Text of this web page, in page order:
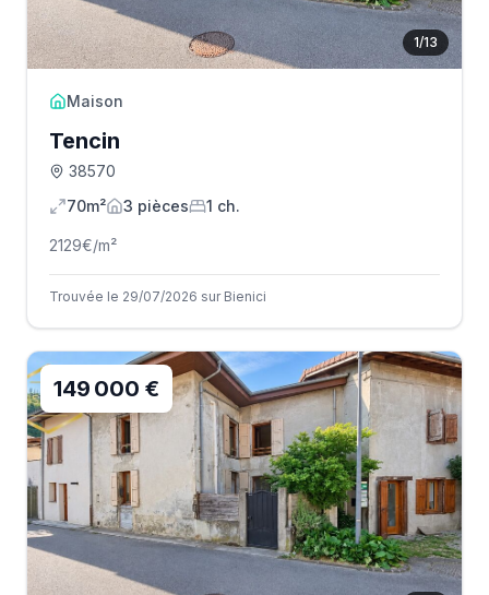
1/13
Maison
Tencin
38570
70m²
3 pièces 1 ch.
2129€/m²
Trouvée le 29/07/2026 sur Bienici
149 000 €